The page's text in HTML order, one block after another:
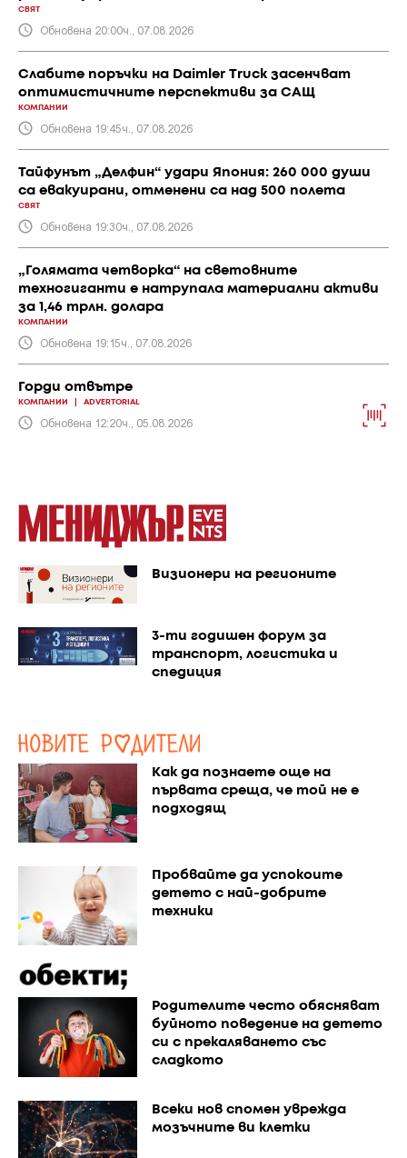
СВЯТ
Обновена 20:00ч., 07.08.2026
Слабите поръчки на Daimler Truck засенчват
оптимистичните перспективи за САЩ
КОМПАНИИ
Обновена 19:45ч., 07.08.2026
Тайфунът „Делфин“ удари Япония: 260 000 души
са евакуирани, отменени са над 500 полета
СВЯТ
Обновена 19:30ч., 07.08.2026
„Голямата четворка“ на световните
техногиганти е натрупала материални активи
за 1,46 трлн. долара
КОМПАНИИ
Обновена 19:15ч., 07.08.2026
Горди отвътре
КОМПАНИИ ADVERTORIAL
Обновена 12:20ч., 05.08.2026
Визионери на регионите
3-ти годишен форум за
транспорт, логистика и
спедиция
Как да познаете още на
първата среща, че той не е
подходящ
Пробвайте да успокоите
детето с най-добрите
техники
Родителите често обясняват
буйното поведение на детето
си с прекаляването със
сладкото
Всеки нов спомен уврежда
мозъчните ви клетки